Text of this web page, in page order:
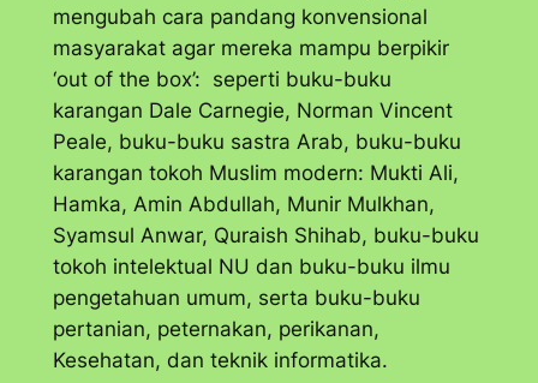
mengubah cara pandang konvensional
masyarakat agar mereka mampu berpikir
‘out of the box’: seperti buku-buku
karangan Dale Carnegie, Norman Vincent
Peale, buku-buku sastra Arab, buku-buku
karangan tokoh Muslim modern: Mukti Ali,
Hamka, Amin Abdullah, Munir Mulkhan,
Syamsul Anwar, Quraish Shihab, buku-buku
tokoh intelektual NU dan buku-buku ilmu
pengetahuan umum, serta buku-buku
pertanian, peternakan, perikanan,
Kesehatan, dan teknik informatika.